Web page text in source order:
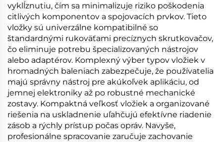
vyklĺznutiu, čím sa minimalizuje riziko poškodenia
citlivých komponentov a spojovacích prvkov. Tieto
vložky sú univerzálne kompatibilné so
štandardnými rukoväťami precíznych skrutkovačov,
čo eliminuje potrebu špecializovaných nástrojov
alebo adaptérov. Komplexný výber typov vložiek v
hromadných baleniach zabezpečuje, že používatelia
majú správny nástroj pre akúkoľvek aplikáciu, od
jemnej elektroniky až po robustné mechanické
zostavy. Kompaktná veľkosť vložiek a organizované
riešenia na uskladnenie uľahčujú efektívne riadenie
zásob a rýchly prístup počas opráv. Navyše,
profesionálne spracovanie zaručuje zachovanie